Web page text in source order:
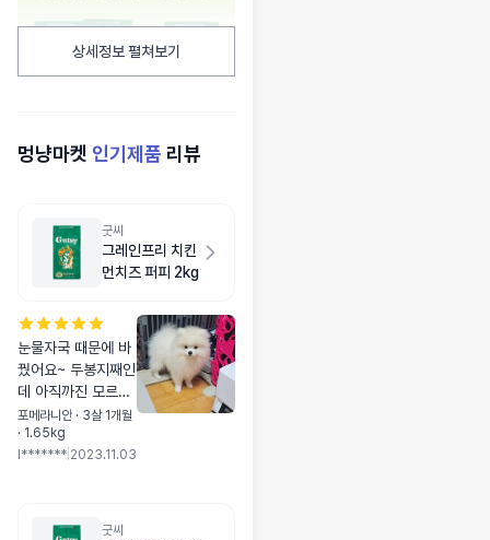
상세정보 펼쳐보기
멍냥마켓 인기제품 리뷰
굿씨
그레인프리 치킨
먼치즈 퍼피 2kg
눈물자국 때문에 바
꿨어요~ 두봉지째인
데 아직까진 모르겠
어요~ 알이 좀 굵은
데 잘 먹고 안씹어서
먹으니 걱정되네요~
4개월이에요~
포메라니안 · 3살 1개월
· 1.65kg
I******* 2023.11.03
굿씨